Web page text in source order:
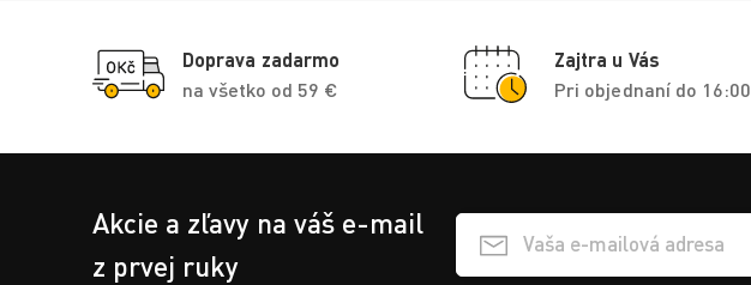
Doprava zadarmo
na všetko od 59 €
Zajtra u Vás
Pri objednaní do 16:00
Akcie a zľavy na váš e-mail
z prvej ruky
Přihlášení e-mailu k odběru